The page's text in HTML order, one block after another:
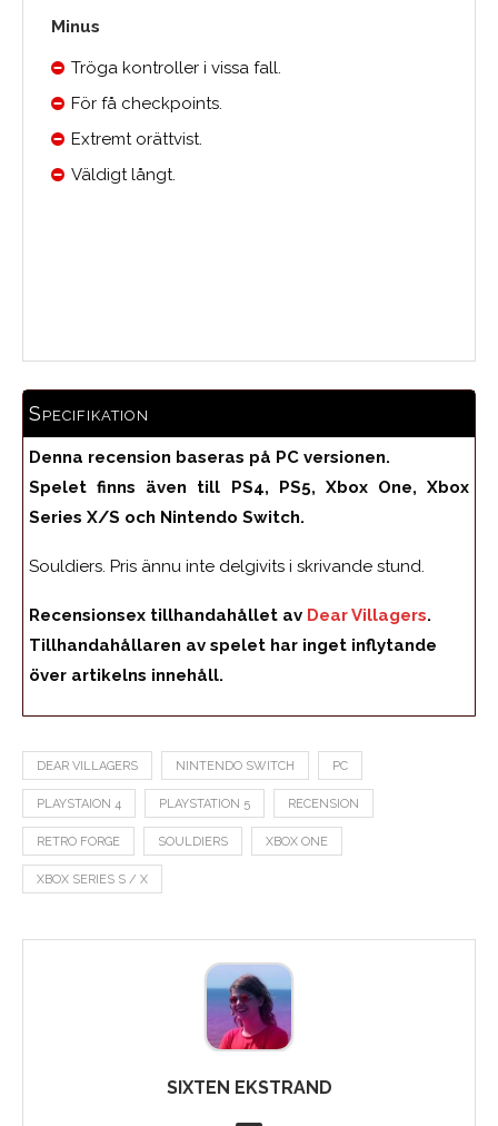
Minus
Tröga kontroller i vissa fall.
För få checkpoints.
Extremt orättvist.
Väldigt långt.
Specifikation
Denna recension baseras på PC versionen.
Spelet finns även till PS4, PS5, Xbox One, Xbox
Series X/S och Nintendo Switch.
Souldiers. Pris ännu inte delgivits i skrivande stund.
Recensionsex tillhandahållet av Dear Villagers.
Tillhandahållaren av spelet har inget inflytande
över artikelns innehåll.
DEAR VILLAGERS NINTENDO SWITCH PC
PLAYSTAION 4 PLAYSTATION 5 RECENSION
RETRO FORGE SOULDIERS XBOX ONE
XBOX SERIES S / X
SIXTEN EKSTRAND